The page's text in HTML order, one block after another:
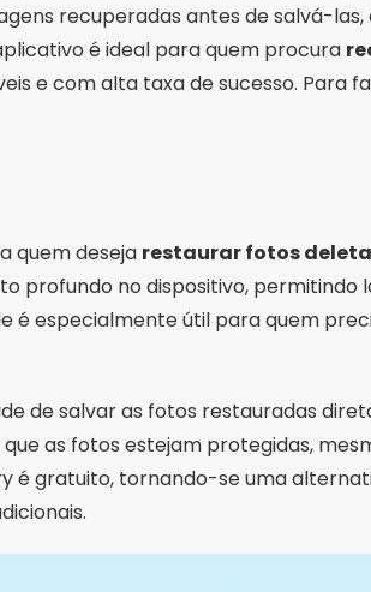
recuperadas antes de salvá-
é ideal para quem procura
e com alta taxa de sucesso. Para
quem deseja restaurar fotos
profundo no dispositivo, permitindo
é especialmente útil para quem
de salvar as fotos restauradas
as fotos estejam protegidas,
é gratuito, tornando-se uma